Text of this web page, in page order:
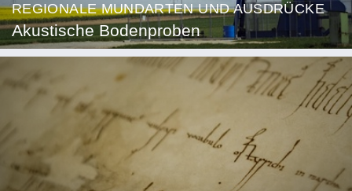
REGIONALE MUNDARTEN UND AUSDRÜCKE
Akustische Bodenproben